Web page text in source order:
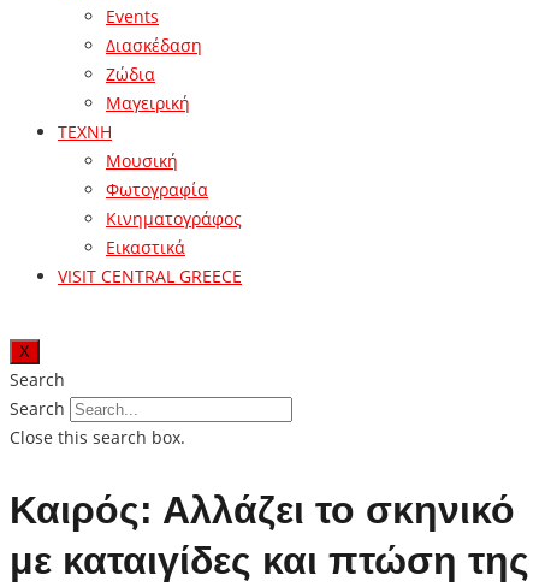
Events
Διασκέδαση
Ζώδια
Μαγειρική
ΤΕΧΝΗ
Μουσική
Φωτογραφία
Κινηματογράφος
Εικαστικά
VISIT CENTRAL GREECE
X
Search
Search
Close this search box.
Καιρός: Αλλάζει το σκηνικό
με καταιγίδες και πτώση της